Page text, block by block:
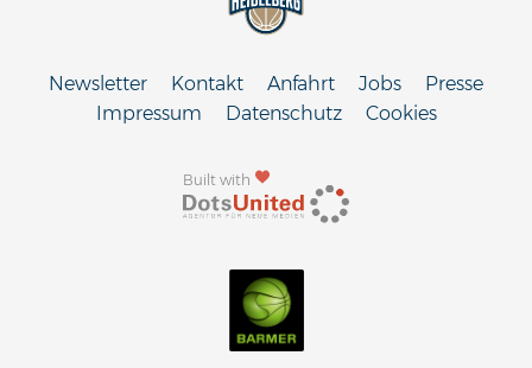
Built with
Newsletter Kontakt Anfahrt Jobs
Presse
Impressum
Datenschutz Cookies